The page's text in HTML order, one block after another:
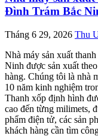
Đình Trám Bắc
Tháng 6 29, 2026 Thu
Nhà máy sản xuất
Ninh được sản xuất
hàng. Chúng tôi là nhà
10 năm kinh nghiệm
Thanh xốp định hình
cao đến từng milimets,
phẩm điện tử, các sản
khách hàng cần tìm